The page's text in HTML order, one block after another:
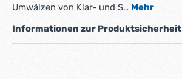
Umwälzen von Klar- und S… Mehr
Informationen zur Produktsicherheit